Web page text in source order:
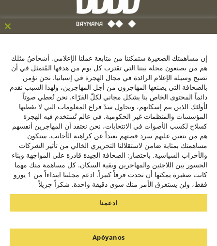
C/ de la Victoria 9, 1º, 28012, Madrid ,España
+34641137976
contacto@baynana.es
فيسبوك
تويترلينكدإنيوتيوبانستقرام
سياسة الخصوصية
من نحن
مشروع بيننا بالتعاون مع
يمكنك معرفة المزيد حول ملفات تعريف الارتباط التي نستخدمها أو تعطيلها
في الإعدادات. مزيد من المعلومات في سياسة ملفات تعريف الارتباط.
إن مساهمتك الصغيرة ستمكننا من متابعة عملنا الإعلامي. أشخاصٌ مثلك
هم من يصنعون مجلة بيننا التي تقترب كل يوم من هدفها المُتمثل في أن
تصبح وسيلة الإعلام الرائدة في مجال الهجرة في إسبانيا. نحن نؤمن
بالصحافة التي يصنعها المهاجرون من أجل المهاجرين، ولهذا السبب نقدم
دائماً المحتوى الخاص بنا بشكل مجاني لكلّ القرّاء. نحن نُعطي صوتاً
لأولئك الذين يتم إسكاتهم، ونحاول سدّ فراغ المعلومات التي لا تغطيها
المؤسسات والمنظمات غير الحكومية. في عالم تُستخدم فيه الهجرة
كسلاح لكسب الأصوات في الانتخابات، نحن نعتقد أن المهاجرين أنفسهم
هم من يتعين عليهم سرد قصتهم بعيداً عن كراهية الأجانب. ستكون
مساهمتك بمثابة ضامن لاستقلالنا التحريري الخالي من تأثير الشركات
والأحزاب السياسية. باختصار: الصحافة الجيدة قادرة على المواجهة وبناء
الجسور بين اللاجئين والمهاجرين وبقية السكان. كل مساهمة منك مهما
كانت صغيرة يمكنها أن تحدث فرقاً كبيراً. ادعم مجلتنا ابتداءاً من 1 يورو
فقط، ولن يستغرق الأمر منك سوى دقيقة واحدة. شكراً جزيلاً
ادعمنا
Apóyanos